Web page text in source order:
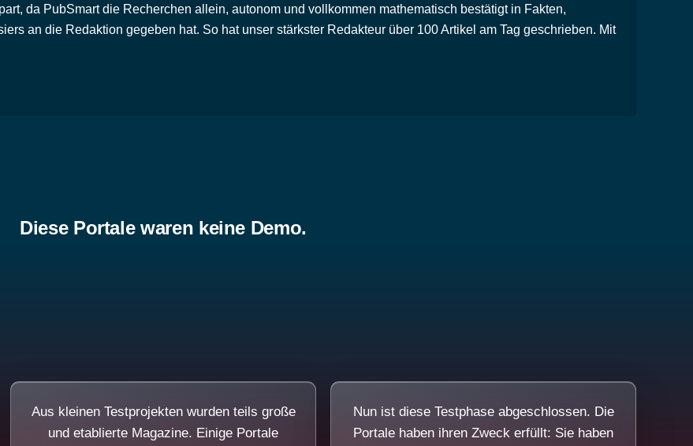
da PubSmart die Recherchen allein, autonom und vollkommen mathematisch bestätigt in Fakten,
an die Redaktion gegeben hat. So hat unser stärkster Redakteur über 100 Artikel am Tag geschrieben. Mit
Diese Portale waren keine Demo.
Aus kleinen Testprojekten wurden teils große
und etablierte Magazine. Einige Portale
Nun ist diese Testphase abgeschlossen. Die
Portale haben ihren Zweck erfüllt: Sie haben